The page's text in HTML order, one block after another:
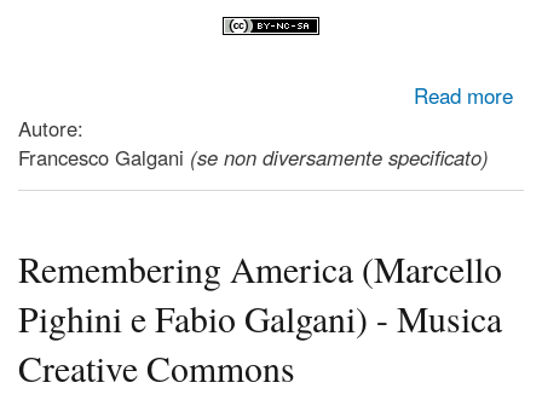
Read more
about Canzoni Romantiche del Novecento - Musica
Autore:
Francesco Galgani (se non diversamente specificato)
Remembering America (Marcello
Pighini e Fabio Galgani) - Musica
Creative Commons